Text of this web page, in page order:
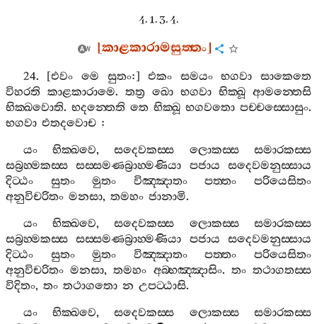
4. 1. 3. 4.
[කාළකාරාමසුත‍්තං]
24. [එවං මෙ සුතං:]එකං සමයං භගවා
සාකෙතෙ
විහරති කාළකාරාමෙ. තත්‍ර ඛො භගවා භික‍්ඛූ ආමන‍්තෙසි
භික‍්ඛවොති. භදන‍්තෙති තෙ භික‍්ඛූ භගවතො පච‍්චස‍්සොසුං.
භගවා එතදවොච :
යං
භික‍්ඛවෙ,සදෙවකස‍්ස ලොකස‍්ස
සමාරකස‍්ස
සබ්‍රහ‍්මකස‍්ස සස‍්සමණබ්‍රාහ‍්මණියා පජාය
සදෙවමනුස‍්සාය
දිට‍්ඨං
සුතං මුතං විඤ‍්ඤාතං පත‍්තං
පරියෙසිතං
අනුවිචරිතං මනසා, තමහං ජානාමි.
යං
භික‍්ඛවෙ,සදෙවකස‍්ස ලොකස‍්ස
සමාරකස‍්ස
සබ්‍රහ‍්මකස‍්ස සස‍්සමණබ්‍රාහ‍්මණියා පජාය
සදෙවමනුස‍්සාය
දිට‍්ඨං
සුතං මුතං විඤ‍්ඤාතං පත‍්තං
පරියෙසිතං
අනුවිචරිතං මනසා,තමහං අබ‍්භඤ‍්ඤාසිං. තං තථාගතස‍්ස
විදිතං, තං තථාගතො න උපට‍්ඨාසි.
යං
භික‍්ඛවෙ,සදෙවකස‍්ස ලොකස‍්ස
සමාරකස‍්ස